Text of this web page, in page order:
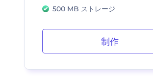
500 MB ストレージ
制作